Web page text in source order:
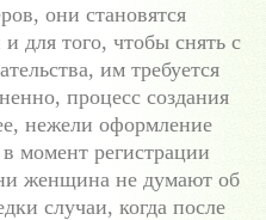
они становятся
для того, чтобы снять с
им требуется
процесс создания
нежели оформление
момент регистрации
женщина не думают об
случаи, когда после